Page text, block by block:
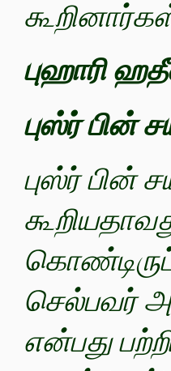
புஹாரி
புஸ்ர் பின்
புஸ்ர்
செல்பவர்
என்பது